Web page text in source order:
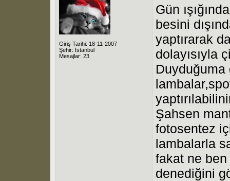
Giriş Tarihi: 18-11-2007
Şehir: İstanbul
Mesajlar: 23
Gün
besini
yaptırarak
dolayısıyla
Duyduğuma
Şahsen
fotosentez
lambalarla
fakat ne
denediğini